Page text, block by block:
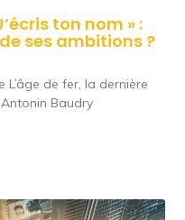
ton nom » :
ses ambitions ?
de fer, la dernière
Baudry